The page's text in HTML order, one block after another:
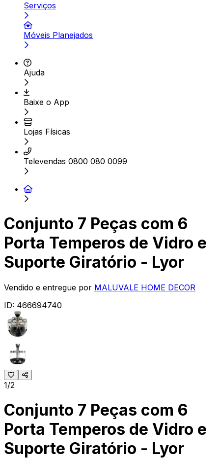
Serviços
Móveis Planejados
Ajuda
Baixe o App
Lojas Físicas
Televendas 0800 080 0099
Conjunto 7 Peças com 6
Porta Temperos de Vidro e
Suporte Giratório - Lyor
Vendido e entregue por MALUVALE HOME DECOR
ID: 466694740
1/2
Conjunto 7 Peças com 6
Porta Temperos de Vidro e
Suporte Giratório - Lyor